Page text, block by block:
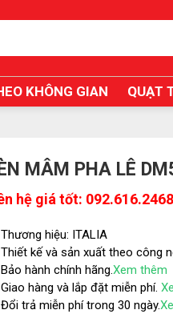
KHÔNG GIAN QUẠT
MÂM PHA LÊ
hệ giá tốt: 092.616.2468
Thương hiệu: ITALIA
Thiết kế và sản xuất theo công
Bảo hành chính hãng.Xem thêm
Giao hàng và lắp đặt miễn phí.
Đổi trả miễn phí trong 30 ngày.